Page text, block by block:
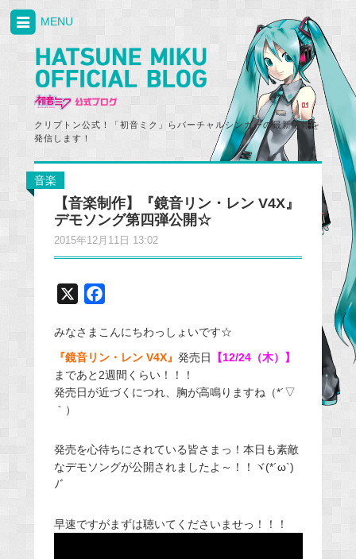
クリプトン公式！「初音ミク」らバーチャルシンガーの最新情報を
発信します！
MENU
音楽
【音楽制作】『鏡音リン・レン V4X』
デモソング第四弾公開☆
2015年12月11日 13:02
c
e
b
o
みなさまこんにちわっしょいです☆
『鏡音リン・レン V4X』 発売日 【12/24（木）】
まであと2週間くらい！！！
発売日が近づくにつれ、胸が高鳴りますね（*´▽
｀）
発売を心待ちにされている皆さまっ！本日も素敵
なデモソングが公開されましたよ～！！ヾ(*´ω`)
ﾉﾞ
早速ですがまずは聴いてくださいませっ！！！